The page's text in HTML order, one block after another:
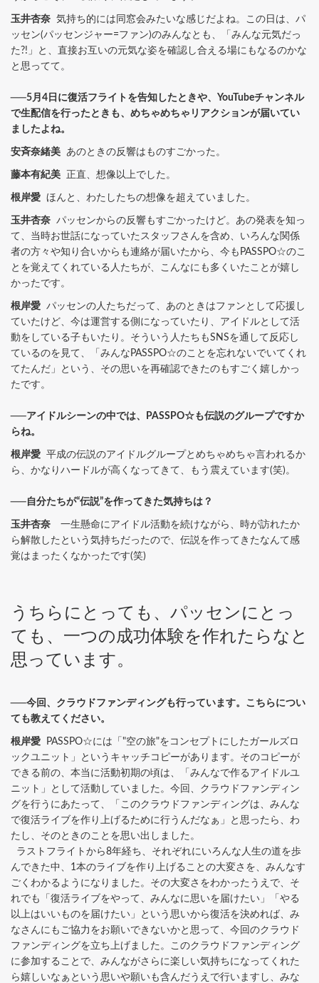
玉井杏奈 気持ち的には同窓会みたいな感じだよね。この日は、パ
ッセン(パッセンジャー=ファン)のみんなとも、「みんな元気だっ
た?!」と、直接お互いの元気な姿を確認し合える場にもなるのかな
と思ってて。
──5月4日に復活フライトを告知したときや、YouTubeチャンネル
で生配信を行ったときも、めちゃめちゃリアクションが届いてい
ましたよね。
安斉奈緒美 あのときの反響はものすごかった。
藤本有紀美 正直、想像以上でした。
根岸愛 ほんと、わたしたちの想像を超えていました。
玉井杏奈 パッセンからの反響もすごかったけど。あの発表を知っ
て、当時お世話になっていたスタッフさんを含め、いろんな関係
者の方々や知り合いからも連絡が届いたから、今もPASSPO☆のこ
とを覚えてくれている人たちが、こんなにも多くいたことが嬉し
かったです。
根岸愛 パッセンの人たちだって、あのときはファンとして応援し
ていたけど、今は運営する側になっていたり、アイドルとして活
動をしている子もいたり。そういう人たちもSNSを通して反応し
ているのを見て、「みんなPASSPO☆のことを忘れないでいてくれ
てたんだ」という、その思いを再確認できたのもすごく嬉しかっ
たです。
──アイドルシーンの中では、PASSPO☆も伝説のグループですか
らね。
根岸愛 平成の伝説のアイドルグループとめちゃめちゃ言われるか
ら、かなりハードルが高くなってきて、もう震えています(笑)。
──自分たちが“伝説”を作ってきた気持ちは？
玉井杏奈 一生懸命にアイドル活動を続けながら、時が訪れたか
ら解散したという気持ちだったので、伝説を作ってきたなんて感
覚はまったくなかったです(笑)
うちらにとっても、パッセンにとっ
ても、一つの成功体験を作れたらなと
思っています。
──今回、クラウドファンディングも行っています。こちらについ
ても教えてください。
根岸愛 PASSPO☆には「"空の旅"をコンセプトにしたガールズロ
ックユニット」というキャッチコピーがあります。そのコピーが
できる前の、本当に活動初期の頃は、「みんなで作るアイドルユ
ニット」として活動していました。今回、クラウドファンディン
グを行うにあたって、「このクラウドファンディングは、みんな
で復活ライブを作り上げるために行うんだなぁ」と思ったら、わ
たし、そのときのことを思い出しました。
ラストフライトから8年経ち、それぞれにいろんな人生の道を歩
んできた中、1本のライブを作り上げることの大変さを、みんなす
ごくわかるようになりました。その大変さをわかったうえで、そ
れでも「復活ライブをやって、みんなに思いを届けたい」「やる
以上はいいものを届けたい」という思いから復活を決めれば、み
なさんにもご協力をお願いできないかと思って、今回のクラウド
ファンディングを立ち上げました。このクラウドファンディング
に参加することで、みんながさらに楽しい気持ちになってくれた
ら嬉しいなぁという思いや願いも含んだうえで行いますし、みな